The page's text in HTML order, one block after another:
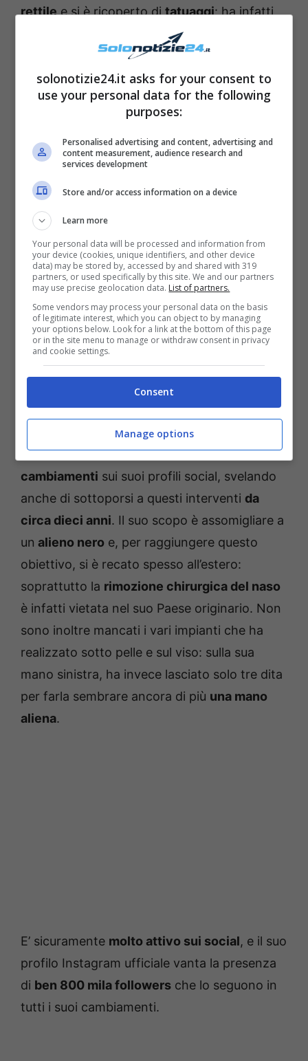
rettilee si è ricoperto ditatuaggi: ha infatti
voluto realizzare un tatuaggio persino sulle
, e i rischi che ha corso non
sono affatto pochi. E’ inoltre passato ai
piercing, inseriti in tutto il corpo epersino
. Si è fatto rimuovere
orecchie e una parte del naso: l’uomo ha
però rivelato che non ha ancora concluso la
sua trasformazione, dato che – come da lui
rivelato – sarebbe
34%.
Il 33enne ha cosìdocumentato tutti i suoi
cambiamenti sui suoi profili social, svelando
anche di sottoporsi a questi interventi da
circa dieci anni. Il suo scopo è assomigliare a
un alieno nero e, per raggiungere questo
obiettivo, si è recato spesso all’estero:
soprattutto la rimozione chirurgica del naso
è infatti vietata nel suo Paese originario. Non
sono inoltre mancati i vari impianti che ha
realizzato sotto pelle e sul viso: sulla sua
mano sinistra, ha invece lasciato solo tre dita
per farla sembrare ancora di più una mano
aliena.
E’ sicuramente molto attivo sui social, e il suo
profilo Instagram ufficiale vanta la presenza
di ben 800 mila followers che lo seguono in
tutti i suoi cambiamenti.
solonotizie24.it asks for your consent to
use your personal data for the following
purposes:
Personalised advertising and content, advertising and
content measurement, audience research and
services development
Store and/or access information on a device
Learn more
Your personal data will be processed and information from
your device (cookies, unique identifiers, and other device
data) may be stored by, accessed by and shared with 319
partners, or used specifically by this site. We and our partners
may use precise geolocation data. List of partners.
Some vendors may process your personal data on the basis
of legitimate interest, which you can object to by managing
your options below. Look for a link at the bottom of this page
or in the site menu to manage or withdraw consent in privacy
and cookie settings.
Consent
Manage options